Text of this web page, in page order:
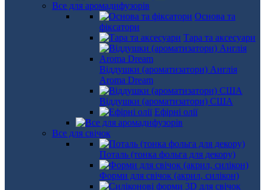
Все для аромадифузорів
Основа та
фіксатори
Тара та аксесуари
Віддушки (ароматизатори) Англія
Aroma Dream
Віддушки (ароматизатори) США
Ефірні олії
Все для свічок
Поталь (тонка фольга для декору)
Форми для свічок (акрил, силікон)